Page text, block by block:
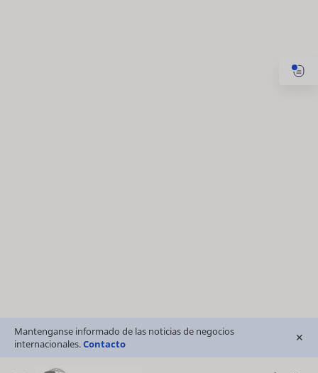
Mantenganse informado de las noticias de negocios
internacionales.Contacto